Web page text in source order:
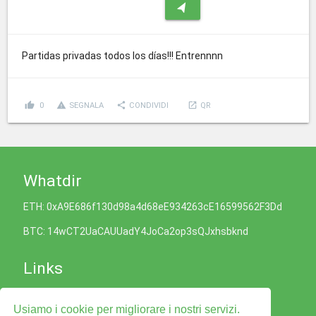
Usiamo i cookie per migliorare i nostri servizi.
navigation
Partidas privadas todos los días!!! Entrennnn
thumb_up 0 report_problem SEGNALA share CONDIVIDI launch QR
Whatdir
ETH: 0xA9E686f130d98a4d68eE934263cE16599562F3Dd
BTC: 14wCT2UaCAUUadY4JoCa2op3sQJxhsbknd
Links
Politica sulla Privacy